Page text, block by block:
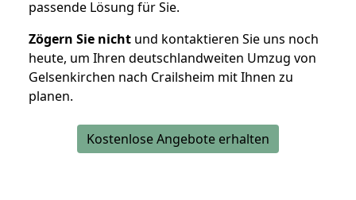
passende Lösung für Sie.
Zögern Sie nicht und kontaktieren Sie uns noch
heute, um Ihren deutschlandweiten Umzug von
Gelsenkirchen nach Crailsheim mit Ihnen zu
planen.
Kostenlose Angebote erhalten